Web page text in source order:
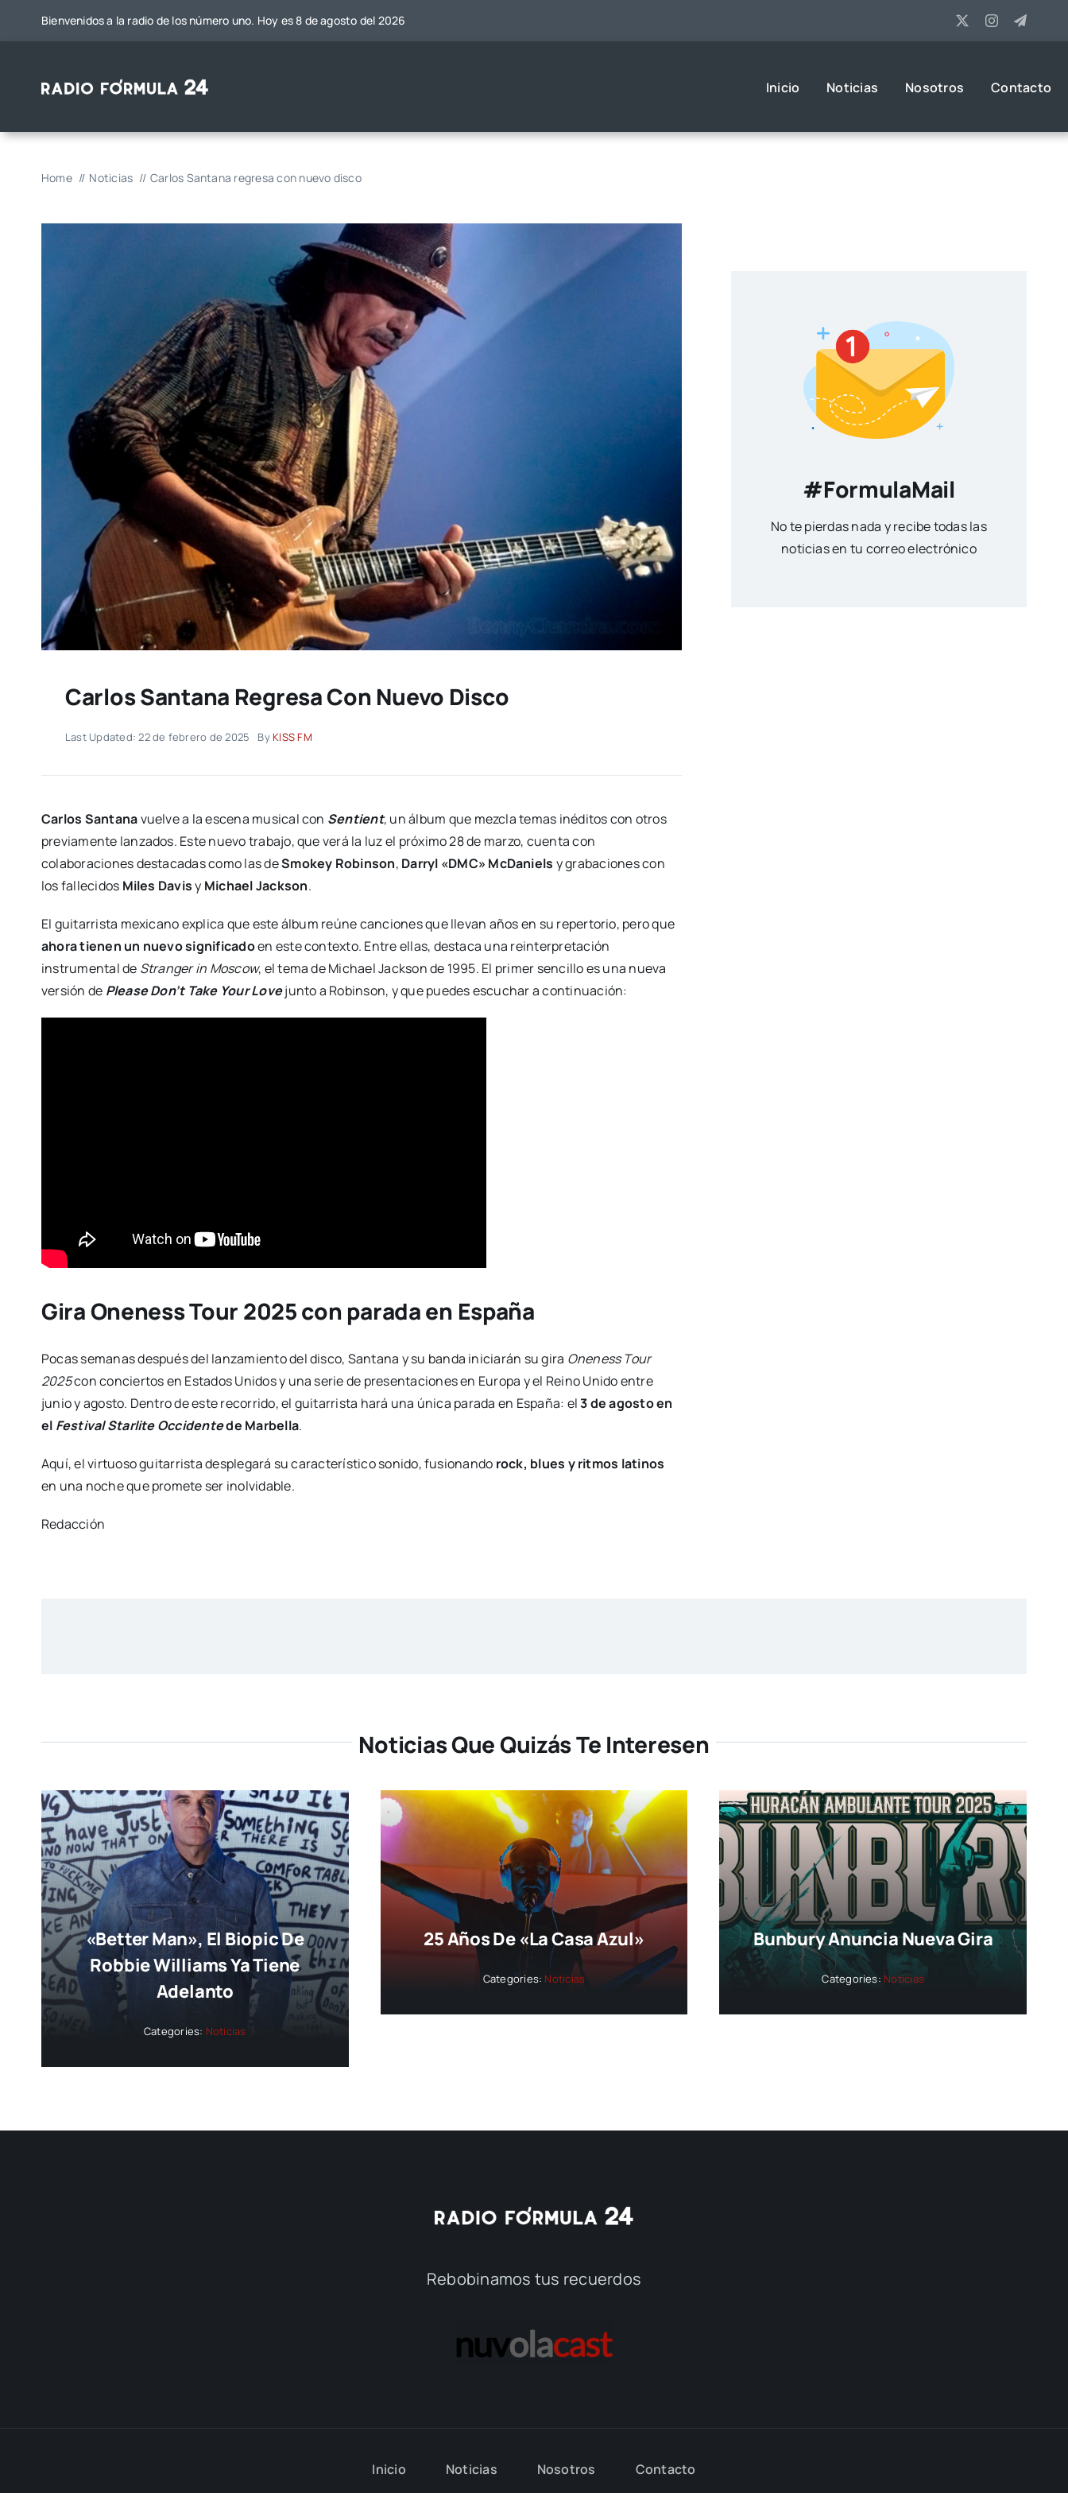
Bienvenidos a la radio de los número uno. Hoy es 8 de agosto del 2026
Inicio Noticias Nosotros Contacto
Home Noticias Carlos Santana regresa con nuevo disco
Carlos Santana Regresa Con Nuevo Disco
Last Updated: 22 de febrero de 2025 By KISS FM
Carlos Santanavuelve a la escena musical con Sentient, un álbum que mezcla temas inéditos con otros
previamente lanzados. Este nuevo trabajo, que verá la luz el próximo 28 de marzo, cuenta con
colaboraciones destacadas como las deSmokey Robinson, Darryl «DMC» McDaniels y grabaciones con
los fallecidos Miles Davisy Michael Jackson.
El guitarrista mexicano explica que este álbum reúne canciones que llevan años en su repertorio, pero que
ahora tienen un nuevo significadoen este contexto. Entre ellas, destaca una reinterpretación
instrumental de Stranger in Moscow, el tema de Michael Jackson de 1995. El primer sencillo es una nueva
versión de Please Don’t Take Your Lovejunto a Robinson, y que puedes escuchar a continuación:
Gira Oneness Tour 2025 con parada en España
Pocas semanas después del lanzamiento del disco, Santana y su banda iniciarán su gira Oneness Tour
2025con conciertos en Estados Unidos y una serie de presentaciones en Europa y el Reino Unido entre
junio y agosto. Dentro de este recorrido, el guitarrista hará una única parada en España: el3 de agosto en
el Festival Starlite Occidentede Marbella.
Aquí, el virtuoso guitarrista desplegará su característico sonido, fusionando rock, blues y ritmos latinos
en una noche que promete ser inolvidable.
Redacción
#FormulaMail
No te pierdas nada y recibe todas las
noticias en tu correo electrónico
Noticias Que Quizás Te Interesen
«Better Man», El Biopic De
Robbie Williams Ya Tiene
Adelanto
Categories: Noticias
25 Años De «La Casa Azul»
Categories: Noticias
Bunbury Anuncia Nueva Gira
Categories: Noticias
Rebobinamos tus recuerdos
Inicio Noticias Nosotros Contacto